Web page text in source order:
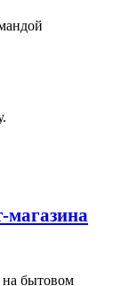
магазина
бытовом